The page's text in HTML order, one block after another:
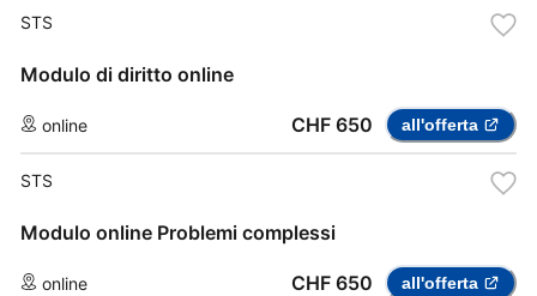
STS
Modulo di diritto online
online CHF 650 all'offerta
STS
Modulo online Problemi complessi
online CHF 650 all'offerta